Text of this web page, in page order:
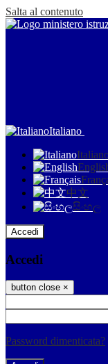
Salta al contenuto
Italiano
中文
සිංහල
Accedi
Accedi
button close ×
Password dimenticata?